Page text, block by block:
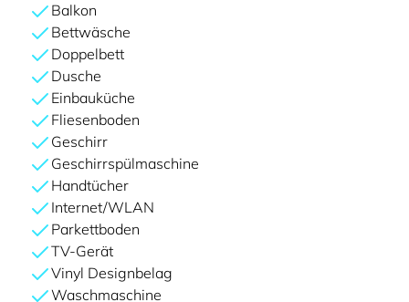
Balkon
Bettwäsche
Doppelbett
Dusche
Einbauküche
Fliesenboden
Geschirr
Geschirrspülmaschine
Handtücher
Internet/WLAN
Parkettboden
TV-Gerät
Vinyl Designbelag
Waschmaschine